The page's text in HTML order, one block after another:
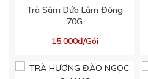
Trà Sâm Dứa Lâm Đồng
70G
15.000đ/Gói